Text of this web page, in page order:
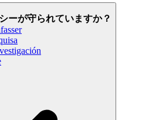
ーが守られていますか？